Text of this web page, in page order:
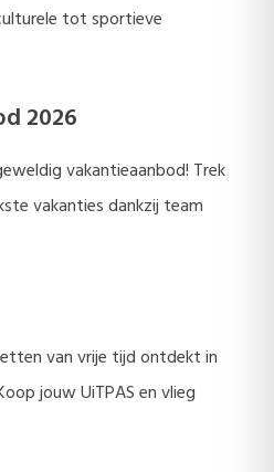
tot sportieve
2026
vakantieaanbod! Trek
vakanties dankzij team
van vrije tijd ontdekt in
jouw UiTPAS en vlieg